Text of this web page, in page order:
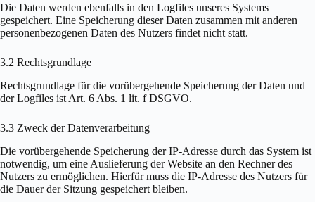
Die Daten werden ebenfalls in den Logfiles unseres Systems
gespeichert. Eine Speicherung dieser Daten zusammen mit anderen
personenbezogenen Daten des Nutzers findet nicht statt.
3.2 Rechtsgrundlage
Rechtsgrundlage für die vorübergehende Speicherung der Daten und
der Logfiles ist Art. 6 Abs. 1 lit. f DSGVO.
3.3 Zweck der Datenverarbeitung
Die vorübergehende Speicherung der IP-Adresse durch das System ist
notwendig, um eine Auslieferung der Website an den Rechner des
Nutzers zu ermöglichen. Hierfür muss die IP-Adresse des Nutzers für
die Dauer der Sitzung gespeichert bleiben.